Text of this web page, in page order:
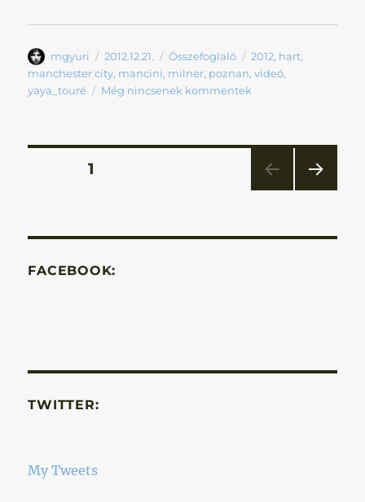
Szerző
mgyuri Közzétéve
2012.12.21. Kategória
Összefoglaló Címke
2012, hart,
manchester city, mancini, milner, poznan,videó,
yaya_touré
Még nincsenek kommentek
Bejegyzések
OLDAL1
OLD
FACEBOOK:
TWITTER:
My Tweets